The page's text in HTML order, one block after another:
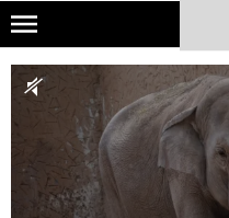
Skip
main
content
NATIONAL GEOGRAPHIC
TRAVELER
PODCASTY